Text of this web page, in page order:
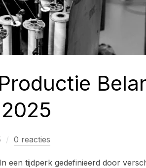
0 reacties
een tijdperk gedefinieerd door